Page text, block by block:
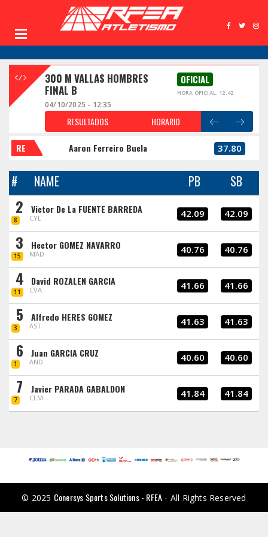
300 M VALLAS HOMBRES
FINAL B
OFICIAL
HORA OFICIAL: 12:42
04/10/2025 - 12:35
RESULTADOS HORARIO
RE Aaron Ferreiro Buela 37.80
# NAME PB SB
2
8
Victor De La FUENTE BARREDA
CYL 42.09 42.09
3
15
Hector GOMEZ NAVARRO
MAD 40.76 40.76
4
11
David ROZALEN GARCIA
CVA 41.66 41.66
5
3
Alfredo HERES GOMEZ
AST 41.63 41.63
6
1
Juan GARCIA CRUZ
AND 40.60 40.60
7
7
Javier PARADA GABALDON
CLM 41.84 41.84
© 2025 Conersys Sports Solutions - RFEA - All Rights Reserved